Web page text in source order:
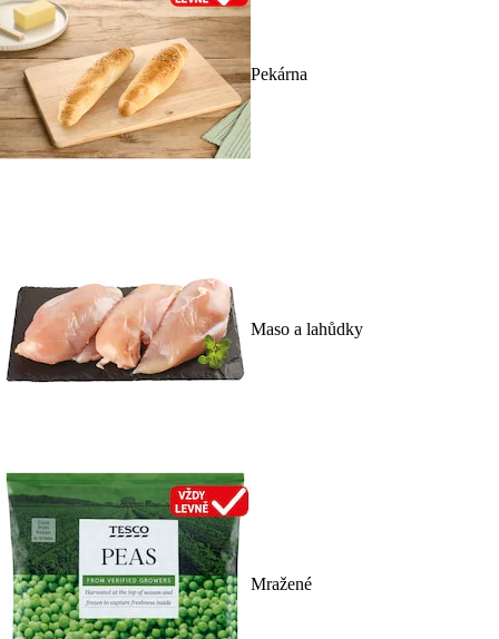
Pekárna
Maso a lahůdky
Mražené